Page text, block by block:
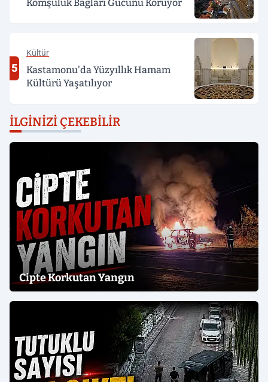
Komşuluk Bağları Gücünü Koruyor
5
Kültür
Kastamonu'da Yüzyıllık Hamam
Kültürü Yaşatılıyor
İLGINIZI ÇEKEBILIR
Cipte Korkutan Yangın